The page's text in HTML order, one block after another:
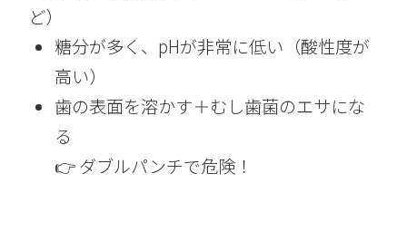
ど）
糖分が多く、pHが非常に低い（酸性度が
高い）
歯の表面を溶かす＋むし歯菌のエサにな
る
👉 ダブルパンチで危険！